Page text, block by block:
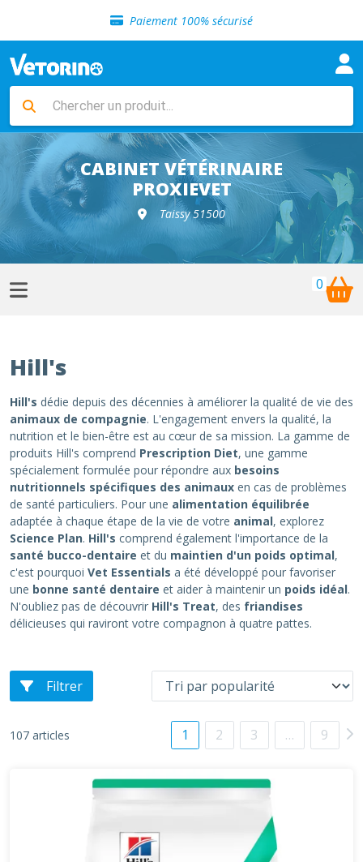
Paiement 100% sécurisé
Livraison gratuite en clinique vétérinaire
Sélection de croquettes vétérinaire
Livraison gratuite en clinique vétérinaire
Retour gratuit en clinique
Sélection de croquettes vétérinaire
CABINET VÉTÉRINAIRE
PROXIEVET
Taissy 51500
0
Hill's
Hill's dédie depuis des décennies à améliorer la qualité de vie des
animaux de compagnie. L'engagement envers la qualité, la
nutrition et le bien-être est au cœur de sa mission. La gamme de
produits Hill's comprend Prescription Diet, une gamme
spécialement formulée pour répondre aux besoins
nutritionnels spécifiques des animaux en cas de problèmes
de santé particuliers. Pour une alimentation équilibrée
adaptée à chaque étape de la vie de votre animal, explorez
Science Plan. Hill's comprend également l'importance de la
santé bucco-dentaire et du maintien d'un poids optimal,
c'est pourquoi Vet Essentials a été développé pour favoriser
une bonne santé dentaire et aider à maintenir un poids idéal.
N'oubliez pas de découvrir Hill's Treat, des friandises
délicieuses qui raviront votre compagnon à quatre pattes.
Filtrer
107 articles 1 2 3 … 9